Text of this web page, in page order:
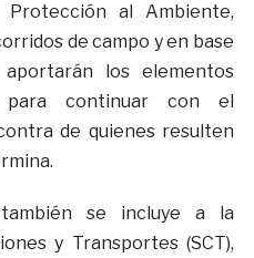
Protección al Ambiente,
de campo y en base
los elementos
continuar con el
de quienes resulten
se incluye a la
y Transportes (SCT),